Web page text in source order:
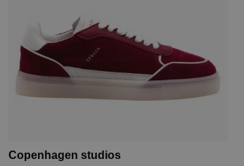
Copenhagen studios